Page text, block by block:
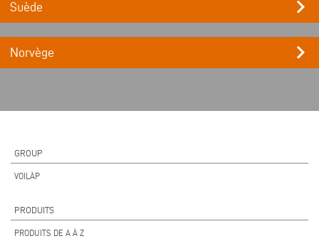
Suède keyboard_arrow_right
Norvège keyboard_arrow_right
GROUP
VOILÀP
PRODUITS
PRODUITS DE A À Z